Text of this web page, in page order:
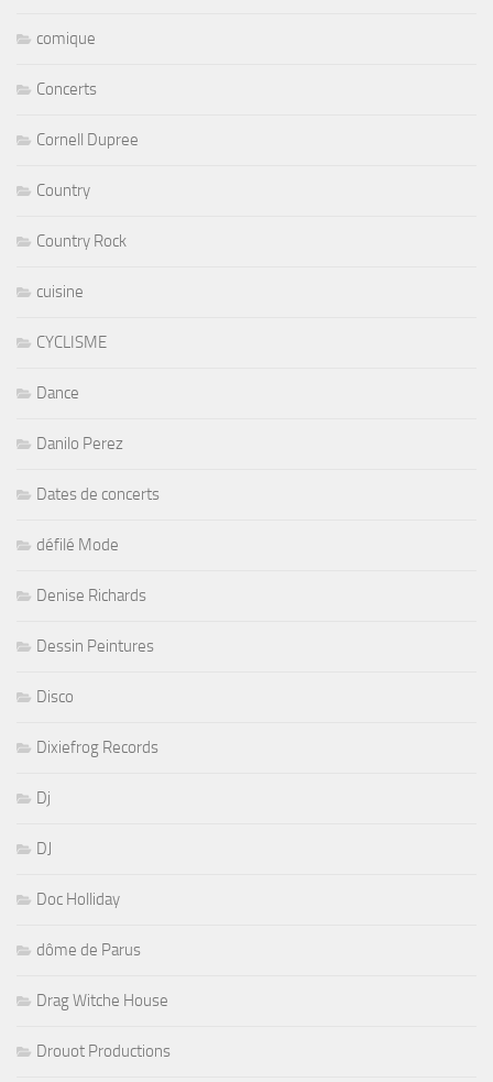
comique
Concerts
Cornell Dupree
Country
Country Rock
cuisine
CYCLISME
Dance
Danilo Perez
Dates de concerts
défilé Mode
Denise Richards
Dessin Peintures
Disco
Dixiefrog Records
Dj
DJ
Doc Holliday
dôme de Parus
Drag Witche House
Drouot Productions